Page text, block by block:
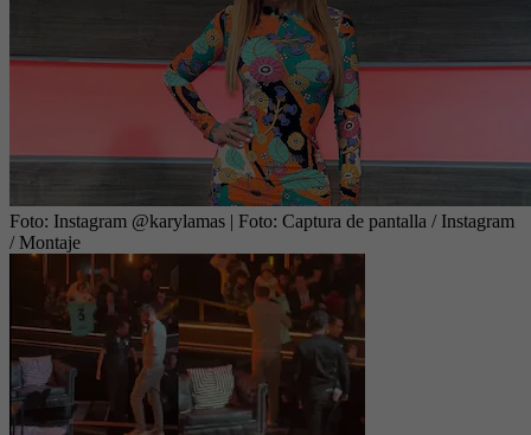
Foto: Instagram @karylamas | Foto: Captura de pantalla / Instagram
/ Montaje